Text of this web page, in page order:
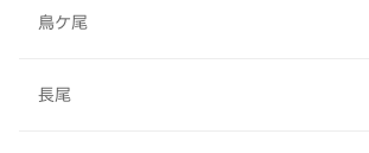
鳥ケ尾
長尾